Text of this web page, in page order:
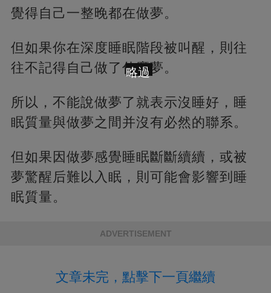
覺得自己一整晚都在做夢。
但如果你在深度睡眠階段被叫醒，則往
往不記得自己做了什麼夢。
所以，不能說做夢了就表示沒睡好，睡
眠質量與做夢之間并沒有必然的聯系。
但如果因做夢感覺睡眠斷斷續續，或被
夢驚醒后難以入眠，則可能會影響到睡
眠質量。
ADVERTISEMENT
文章未完，點擊下一頁繼續
略過